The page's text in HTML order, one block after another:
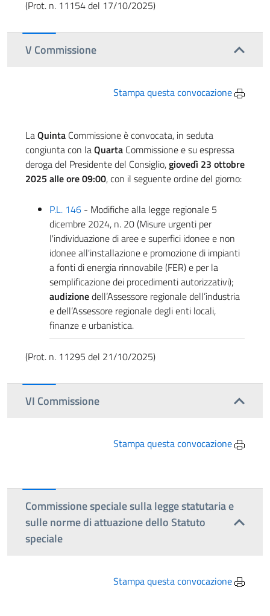
(Prot. n. 11154 del 17/10/2025)
V Commissione
Stampa questa convocazione
LaQuinta Commissione è convocata, in seduta
congiunta con laQuarta Commissione e su espressa
deroga del Presidente del Consiglio,giovedì 23 ottobre
2025 alle ore 09:00, con il seguente ordine del giorno:
P.L. 146 - Modifiche alla legge regionale 5
dicembre 2024, n. 20 (Misure urgenti per
l'individuazione di aree e superfici idonee e non
idonee all'installazione e promozione di impianti
a fonti di energia rinnovabile (FER) e per la
semplificazione dei procedimenti autorizzativi);
audizionedell’Assessore regionale dell’industria
e dell’Assessore regionale degli enti locali,
finanze e urbanistica.
(Prot. n. 11295 del 21/10/2025)
VI Commissione
Stampa questa convocazione
Commissione speciale sulla legge statutaria e
sulle norme di attuazione dello Statuto
speciale
Stampa questa convocazione